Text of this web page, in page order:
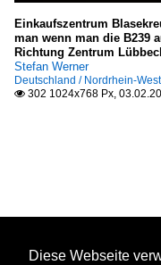
Einkaufszentrum
man wenn man die B239
Richtung Zentrum
Stefan Werner
Deutschland / Nordrhein-
 302 1024x768 Px,
Diese Webseite